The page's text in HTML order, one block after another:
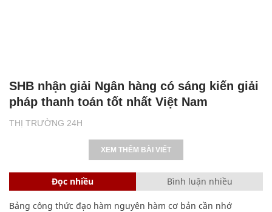
THỊ TRƯỜNG 24H
SHB nhận giải Ngân hàng có sáng kiến giải
pháp thanh toán tốt nhất Việt Nam
XEM THÊM BÀI VIẾT
Đọc nhiều Bình luận nhiều
Bảng công thức đạo hàm nguyên hàm cơ bản cần nhớ